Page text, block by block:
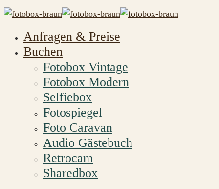
Anfragen & Preise
Buchen
Fotobox Vintage
Fotobox Modern
Selfiebox
Fotospiegel
Foto Caravan
Audio Gästebuch
Retrocam
Sharedbox